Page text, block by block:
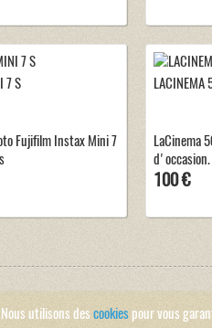
7 S
Fujifilm Instax Mini 7
LACINEMA
LaCinema
d'occasion.
100 €
Nous utilisons des cookiespour vous